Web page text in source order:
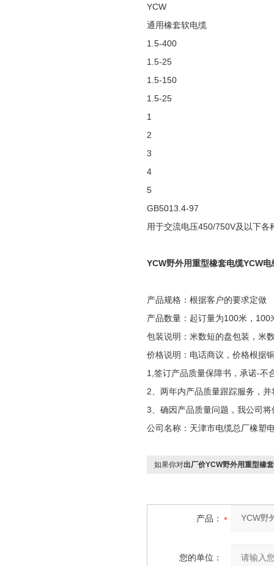
YCW
通用橡套软电缆
1.5-400
1.5-25
1.5-150
1.5-25
1
2
3
4
5
GB5013.4-97
用于交流电压450/750V及以下
YCW野外用重型橡套电缆YCW电
产品规格：根据客户的要求定做
产品数量：起订量为100米，100
包装说明：米数短的盘包装，米
价格说明：电话商议，价格根据
1,签订产品质量保障书，承诺-不
2、两年内产品质量跟踪服务，
3、确因产品质量问题，我公司
公司名称：天津市电缆总厂橡塑
如果你对出厂价YCW野外用重型橡
产品：
您的单位：